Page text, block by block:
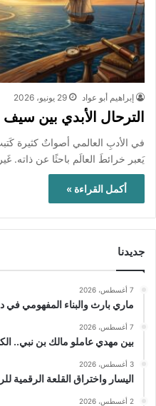
إبراهيم أبو عواد 29 يونيو، 2026
الترحال الأبدي بين
في الأدبِ العالمي أصواتٌ كثيرة
يَعبر خرائطَ العالَم باحثًا عن ذاته.
أكمل القراءة »
جديدنا
7 أغسطس، 2026
ماري بارث والبناء المفهومي في
7 أغسطس، 2026
بين مهدي عاملو مالك بن نبي..
3 أغسطس، 2026
اليسار واختراق القلعة الرقمية
2 أغسطس، 2026